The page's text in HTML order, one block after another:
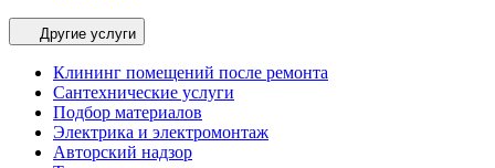
Другие услуги
Клининг помещений после ремонта
Сантехнические услуги
Подбор материалов
Электрика и электромонтаж
Авторский надзор